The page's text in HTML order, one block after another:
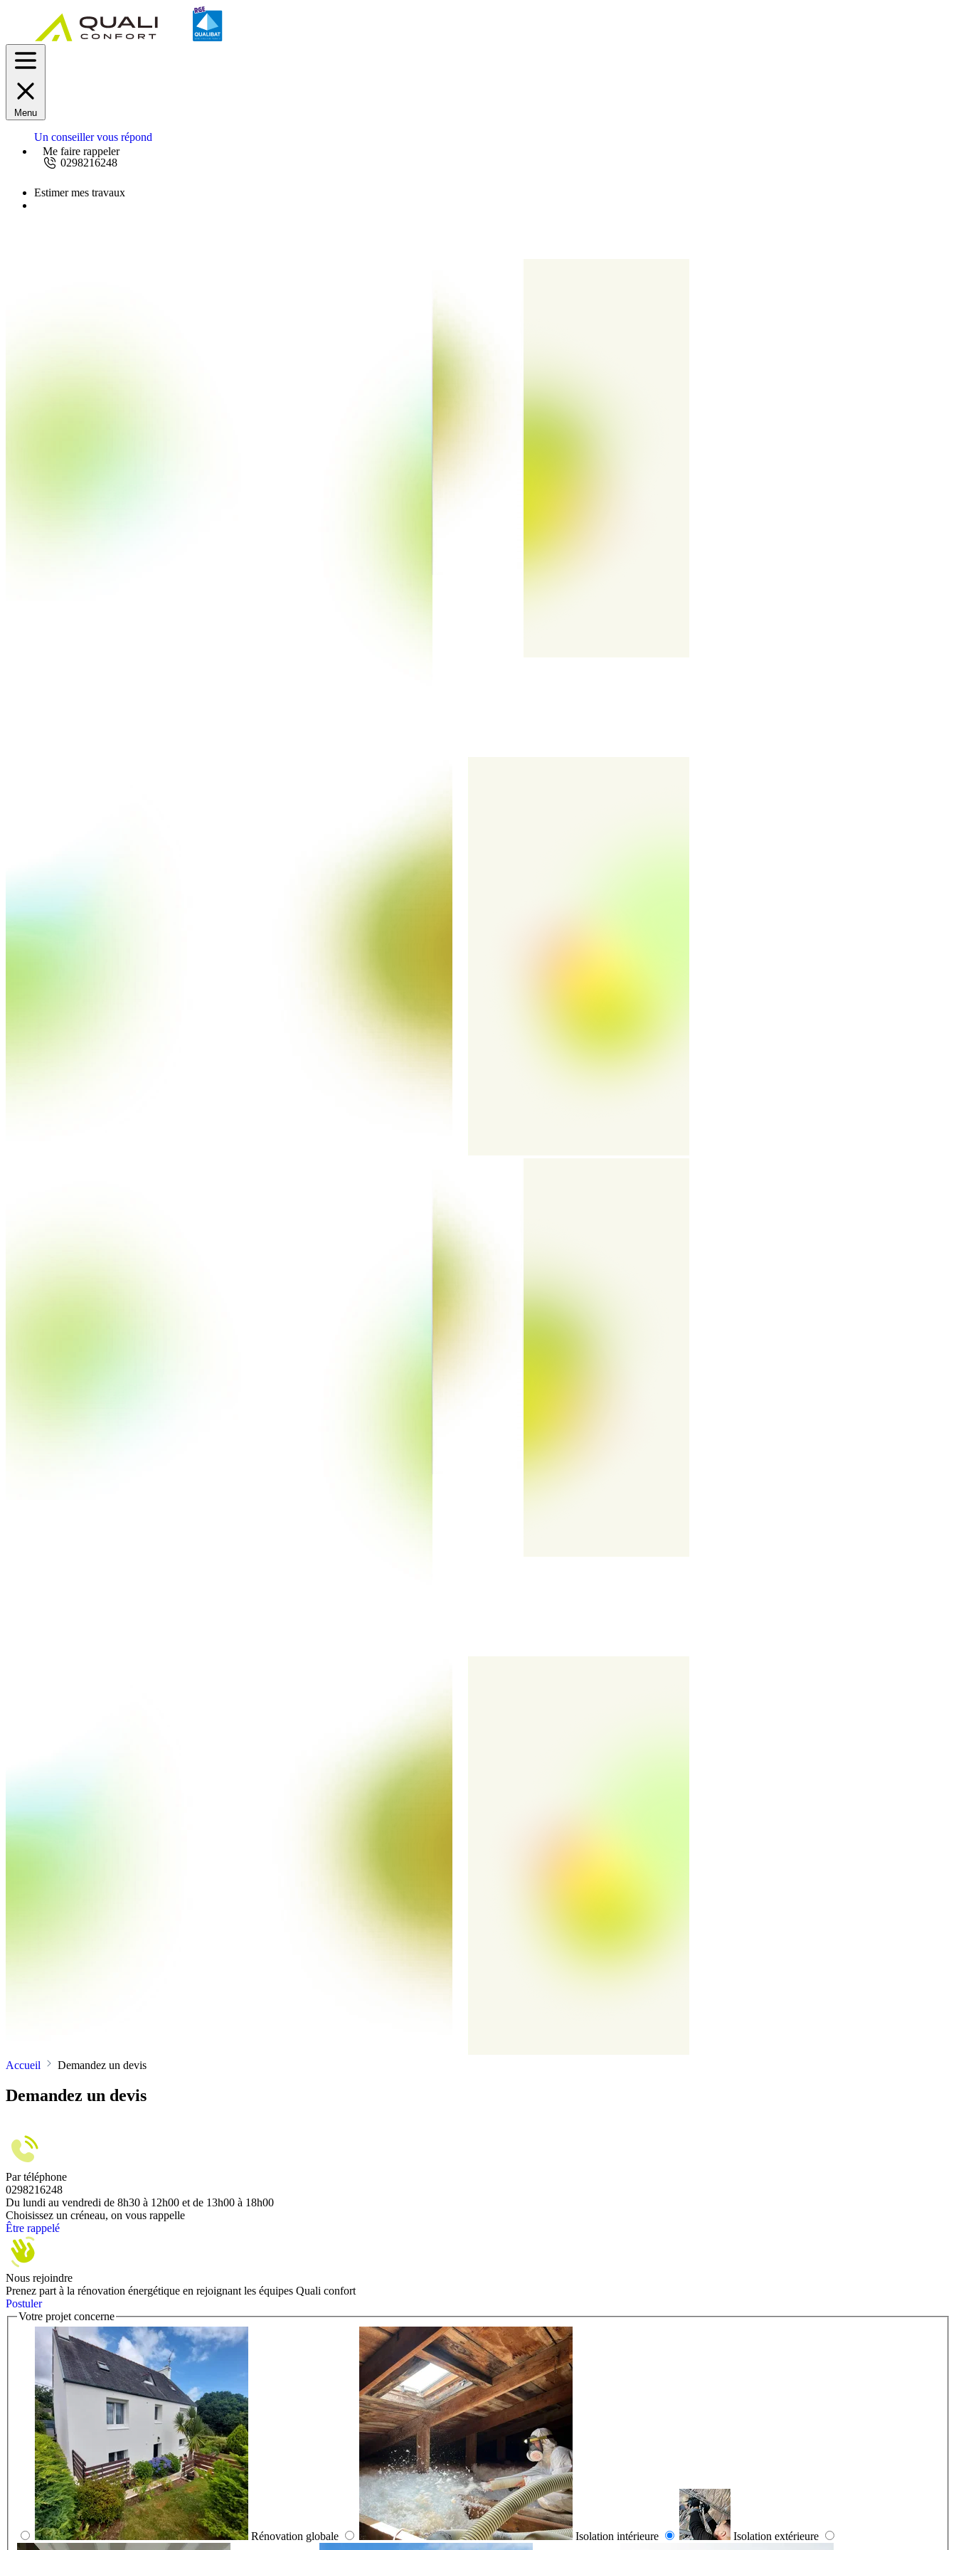
Menu
Un conseiller vous répond
Me faire rappeler
0298216248
Estimer mes travaux
Accueil Demandez un devis
Demandez un devis
Par téléphone
0298216248
Du lundi au vendredi de 8h30 à 12h00 et de 13h00 à 18h00
Choisissez un créneau, on vous rappelle
Être rappelé
Nous rejoindre
Prenez part à la rénovation énergétique en rejoignant les équipes Quali confort
Postuler
Votre projet concerne
Rénovation globale Isolation intérieure Isolation extérieure